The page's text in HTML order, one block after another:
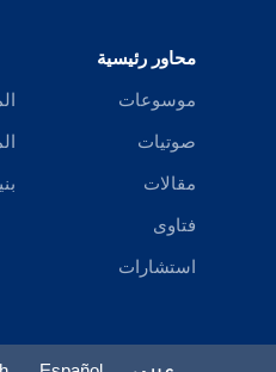
محاور رئيسية
موسوعات
صوتيات
مقالات
فتاوى
استشارات